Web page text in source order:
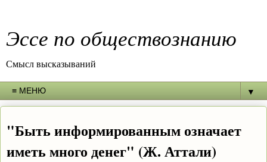
Эссе по обществознанию
Смысл высказываний
▼
"Быть информированным означает
иметь много денег" (Ж. Аттали)